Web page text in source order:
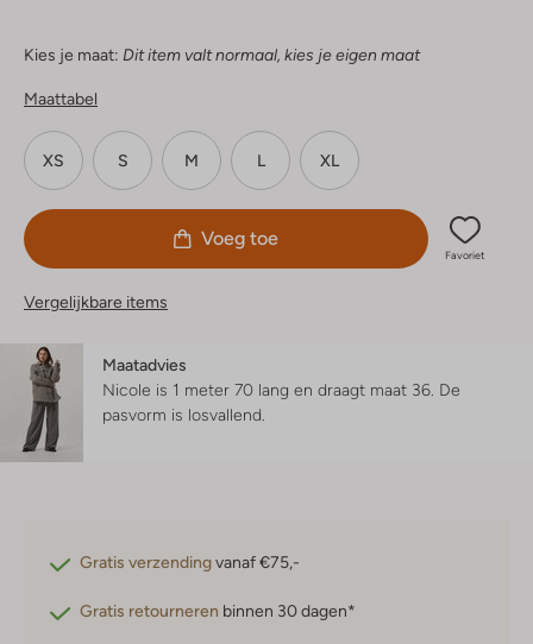
Kies je maat: Dit item valt normaal, kies je eigen maat
Maattabel
XS S M L XL
Voeg toe
Favoriet
Vergelijkbare items
Maatadvies
Nicole is 1 meter 70 lang en draagt maat 36. De
pasvorm is losvallend
Gratis verzendingvanaf €75,-
Gratis retourneren binnen 30 dagen*